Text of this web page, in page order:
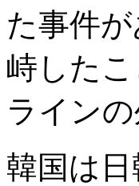
た事件
峙した
ラインの
韓国は